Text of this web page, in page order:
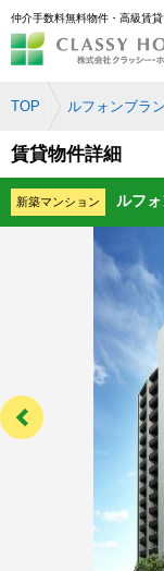
仲介手数料無料物件・高級賃
TOP ルフォンブラ
賃貸物件詳細
新築マンション ルフ